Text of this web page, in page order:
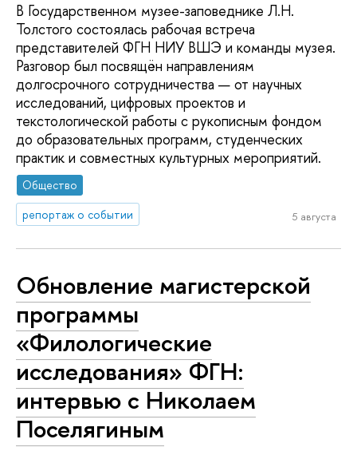
В Государственном музее-заповеднике Л.Н.
Толстого состоялась рабочая встреча
представителей ФГН НИУ ВШЭ и команды музея.
Разговор был посвящён направлениям
долгосрочного сотрудничества — от научных
исследований, цифровых проектов и
текстологической работы с рукописным фондом
до образовательных программ, студенческих
практик и совместных культурных мероприятий.
Общество
репортаж о событии
5 августа
Обновление магистерской
программы
«Филологические
исследования» ФГН:
интервью с Николаем
Поселягиным